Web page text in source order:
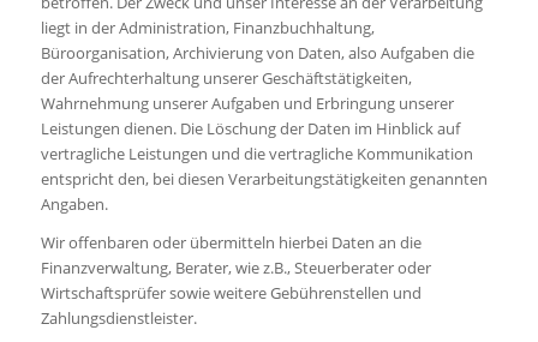
liegt in der Administration, Finanzbuchhaltung,
Büroorganisation, Archivierung von Daten, also Aufgaben die
der Aufrechterhaltung unserer Geschäftstätigkeiten,
Wahrnehmung unserer Aufgaben und Erbringung unserer
Leistungen dienen. Die Löschung der Daten im Hinblick auf
vertragliche Leistungen und die vertragliche Kommunikation
entspricht den, bei diesen Verarbeitungstätigkeiten genannten
Angaben.
Wir offenbaren oder übermitteln hierbei Daten an die
Finanzverwaltung, Berater, wie z.B., Steuerberater oder
Wirtschaftsprüfer sowie weitere Gebührenstellen und
Zahlungsdienstleister.